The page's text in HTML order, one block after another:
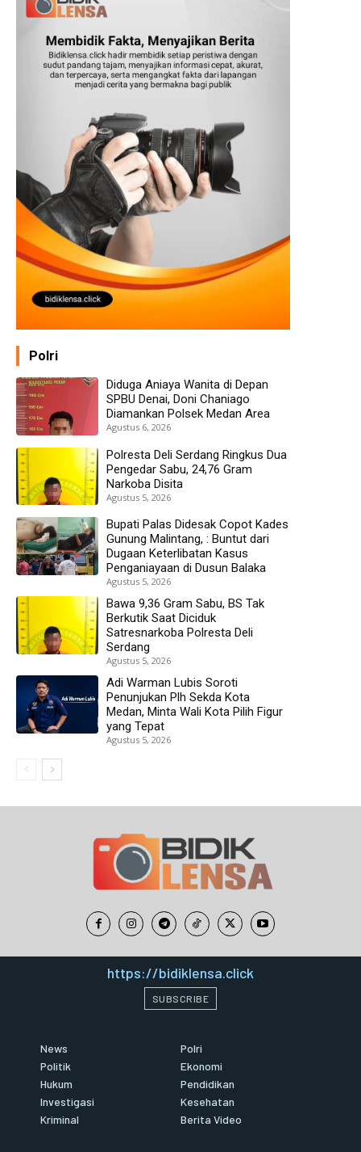
Polri
Diduga Aniaya Wanita di Depan
SPBU Denai, Doni Chaniago
Diamankan Polsek Medan Area
Agustus 6, 2026
Polresta Deli Serdang Ringkus Dua
Pengedar Sabu, 24,76 Gram
Narkoba Disita
Agustus 5, 2026
Bupati Palas Didesak Copot Kades
Gunung Malintang, : Buntut dari
Dugaan Keterlibatan Kasus
Penganiayaan di Dusun Balaka
Agustus 5, 2026
Bawa 9,36 Gram Sabu, BS Tak
Berkutik Saat Diciduk
Satresnarkoba Polresta Deli
Serdang
Agustus 5, 2026
Adi Warman Lubis Soroti
Penunjukan Plh Sekda Kota
Medan, Minta Wali Kota Pilih Figur
yang Tepat
Agustus 5, 2026
https://bidiklensa.click
SUBSCRIBE
News
Politik
Hukum
Investigasi
Kriminal
Polri
Ekonomi
Pendidikan
Kesehatan
Berita Video